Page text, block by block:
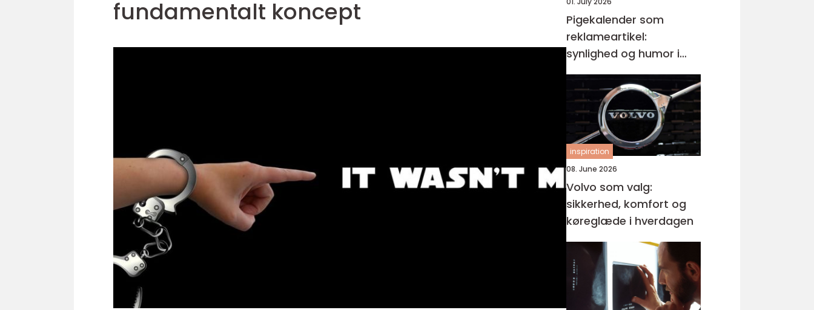
fundamentalt koncept
Pigekalender som
reklameartikel:
synlighed og humor i
samme produkt
inspiration
08. June 2026
Volvo som valg:
sikkerhed, komfort og
køreglæde i hverdagen